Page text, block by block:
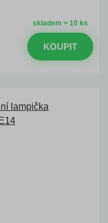
skladem > 10 ks
KOUPIT